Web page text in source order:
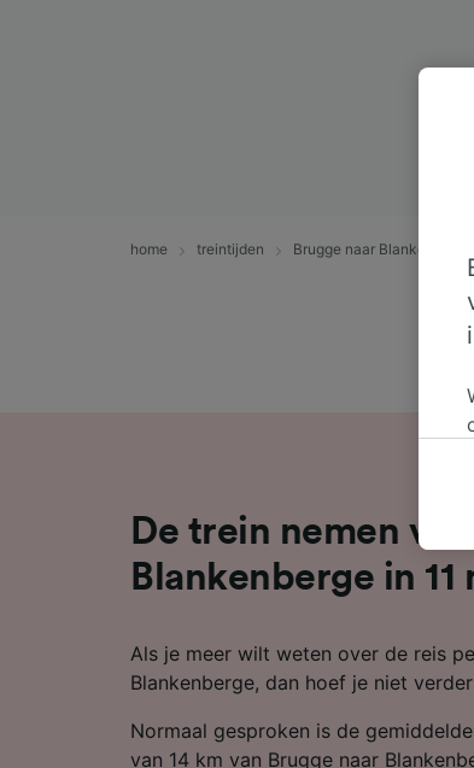
home treintijden Brugge naar Blankenberge
De trein nemen van
Blankenberge in 11
Als je meer wilt weten over de reis
Blankenberge, dan hoef je niet
Normaal gesproken is de
van 14 km van Brugge naar